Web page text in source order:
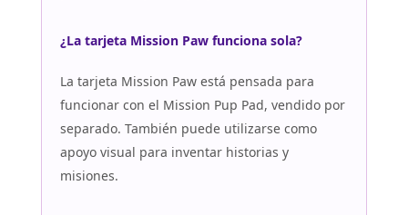
¿La tarjeta Mission Paw funciona sola?
La tarjeta Mission Paw está pensada para
funcionar con el Mission Pup Pad, vendido por
separado. También puede utilizarse como
apoyo visual para inventar historias y
misiones.